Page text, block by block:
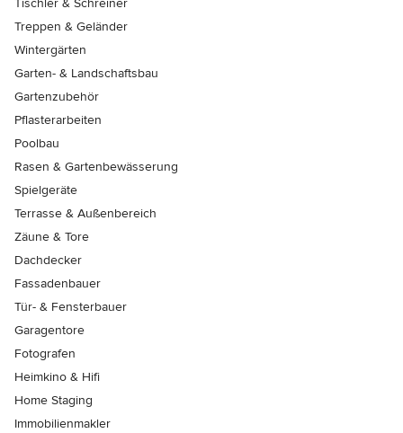
Tischler & Schreiner
Treppen & Geländer
Wintergärten
Garten- & Landschaftsbau
Gartenzubehör
Pflasterarbeiten
Poolbau
Rasen & Gartenbewässerung
Spielgeräte
Terrasse & Außenbereich
Zäune & Tore
Dachdecker
Fassadenbauer
Tür- & Fensterbauer
Garagentore
Fotografen
Heimkino & Hifi
Home Staging
Immobilienmakler